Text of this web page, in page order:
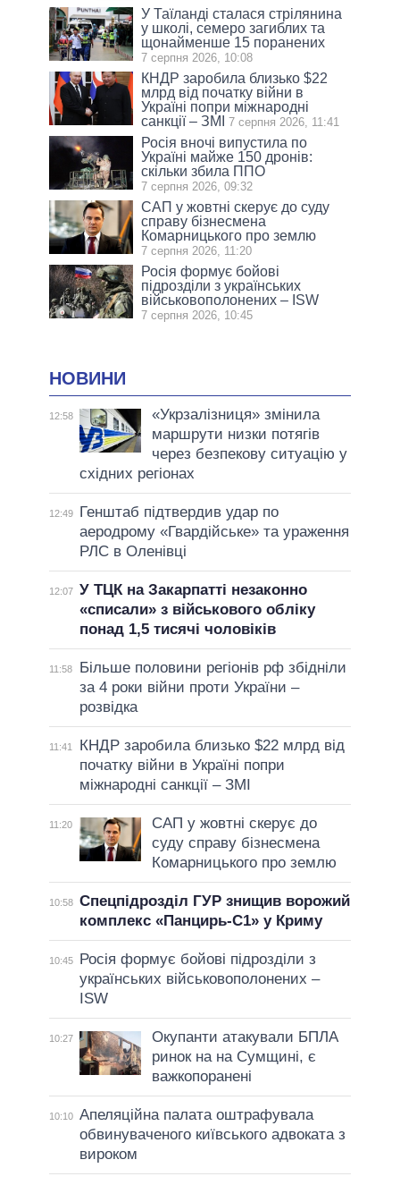
У Таїланді сталася стрілянина
у школі, семеро загиблих та
щонайменше 15 поранених
7 серпня 2026, 10:08
КНДР заробила близько $22
млрд від початку війни в
Україні попри міжнародні
санкції – ЗМІ
7 серпня 2026, 11:41
Росія вночі випустила по
Україні майже 150 дронів:
скільки збила ППО
7 серпня 2026, 09:32
САП у жовтні скерує до суду
справу бізнесмена
Комарницького про землю
7 серпня 2026, 11:20
Росія формує бойові
підрозділи з українських
військовополонених – ISW
7 серпня 2026, 10:45
НОВИНИ
12:58
«Укрзалізниця» змінила
маршрути низки потягів
через безпекову ситуацію у
східних регіонах
12:49
Генштаб підтвердив удар по
аеродрому «Гвардійське» та ураження
РЛС в Оленівці
12:07 У ТЦК на Закарпатті незаконно
«списали» з військового обліку
понад 1,5 тисячі чоловіків
11:58
Більше половини регіонів рф збідніли
за 4 роки війни проти України –
розвідка
11:41
КНДР заробила близько $22 млрд від
початку війни в Україні попри
міжнародні санкції – ЗМІ
11:20
САП у жовтні скерує до
суду справу бізнесмена
Комарницького про землю
10:58 Спецпідрозділ ГУР знищив ворожий
комплекс «Панцирь-С1» у Криму
10:45
Росія формує бойові підрозділи з
українських військовополонених –
ISW
10:27
Окупанти атакували БПЛА
ринок на на Сумщині, є
важкопоранені
10:10 Апеляційна палата оштрафувала
обвинуваченого київського адвоката з
вироком